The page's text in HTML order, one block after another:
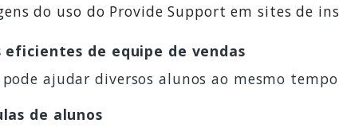
do uso do Provide Support em sites de
de equipe de vendas
ajudar diversos alunos ao mesmo
de alunos